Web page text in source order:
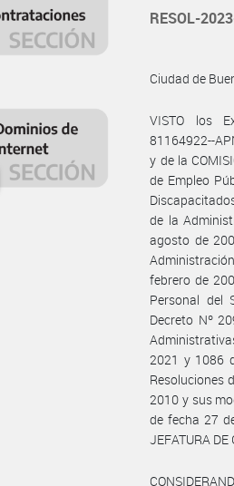
RESOL-
Ciudad de
VISTO los
81164922--
y de la
de Empleo
de la
agosto de
febrero de
Personal del
Decreto Nº
2021 y 1086
Resoluciones
2010 y sus
de fecha 27
JEFATURA DE